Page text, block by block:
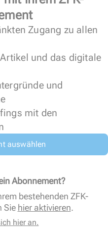
Zugang zu allen
und das digitale
und
mit den
auswählen
Abonnement?
bestehenden ZFK-
Sie hier aktivieren.
hier an.